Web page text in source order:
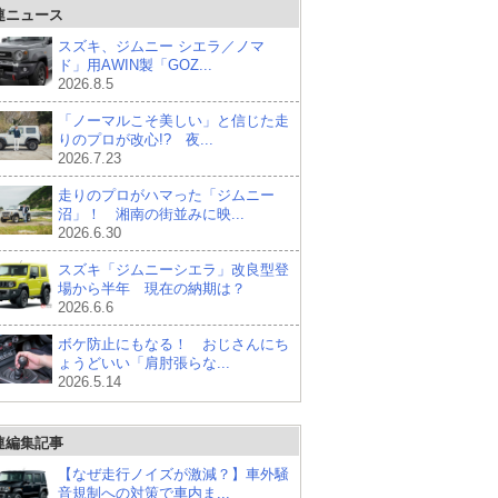
ニュース
スズキ、ジムニー シエラ／ノマ
ド」用AWIN製「GOZ...
2026.8.5
「ノーマルこそ美しい」と信じた走
りのプロが改心!? 夜...
2026.7.23
走りのプロがハマった「ジムニー
沼」！ 湘南の街並みに映...
2026.6.30
スズキ「ジムニーシエラ」改良型登
場から半年 現在の納期は？
2026.6.6
ボケ防止にもなる！ おじさんにち
ょうどいい「肩肘張らな...
2026.5.14
編集記事
【なぜ走行ノイズが激減？】車外騒
音規制への対策で車内ま...